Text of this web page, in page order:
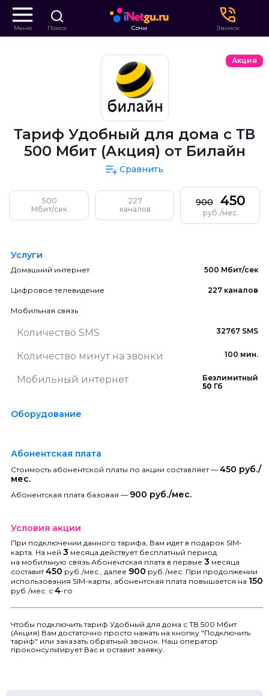
Меню Поиск Сочи Звонок
Акция
Тариф Удобный для дома с ТВ
500 Мбит (Акция) от Билайн
Сравнить
500
Мбит/сек
227
каналов
900 450
руб./мес.
Услуги
Домашний интернет 500 Мбит/сек
Цифровое телевидение 227 каналов
Мобильная связь
Количество SMS 32767 SMS
Количество минут на звонки 100 мин.
Мобильный интернет
Безлимитный
50 Гб
Оборудование
Абонентская плата
Стоимость абонентской платы по акции составляет — 450 руб./
мес.
Абонентская плата базовая — 900 руб./мес.
Условия акции
При подключении данного тарифа, Вам идет в подарок SIM-
карта. На ней 3 месяца действует бесплатный период
на мобильную связь.Абонентская плата в первые 3 месяца
составит450 руб./мес., далее 900 руб./мес. При продолжении
использования SIM-карты, абонентская плата повышается на 150
руб./мес. с 4-го
Чтобы подключить тариф Удобный для дома с ТВ 500 Мбит
(Акция) Вам достаточно просто нажать на кнопку "Подключить
тариф" или заказать обратный звонок. Наш оператор
проконсультирует Вас и оставит заявку.